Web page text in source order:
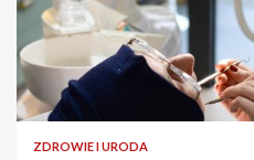
ZDROWIE I URODA